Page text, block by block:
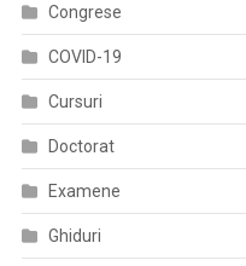
Congrese
COVID-19
Cursuri
Doctorat
Examene
Ghiduri